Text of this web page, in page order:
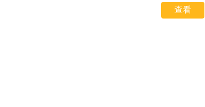
查看